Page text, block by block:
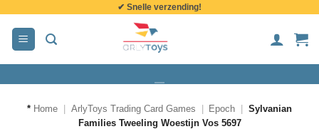
inhoud
✔ Snelle verzending!
* Home ArlyToys Trading Card Games Epoch
Sylvanian
Families Tweeling Woestijn Vos 5697